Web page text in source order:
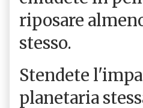
riposare
stesso.
Stendete
planetaria